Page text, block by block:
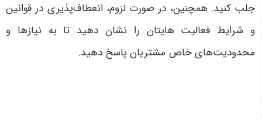
جلب کنید. همچنین، در صورت لزوم، انعطاف‌پذیری در قوانین
و شرایط فعالیت هایتان را نشان دهید تا به نیازها و
محدودیت‌های خاص مشتریان پاسخ دهید.